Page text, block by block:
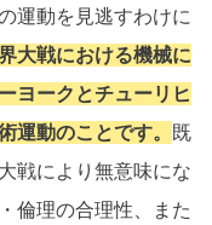
運動を見逃すわけに
大戦における機械に
ヨークとチューリヒ
運動のことです。 既
戦により無意味にな
倫理の合理性、また